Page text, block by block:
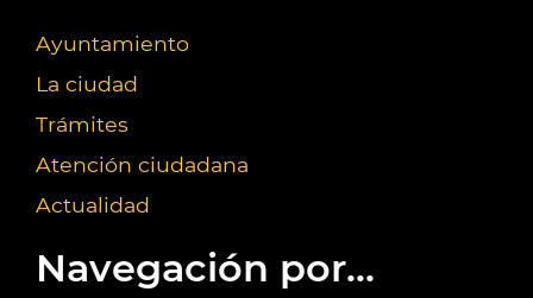
Ayuntamiento
La ciudad
Trámites
Atención ciudadana
Actualidad
Navegación por...